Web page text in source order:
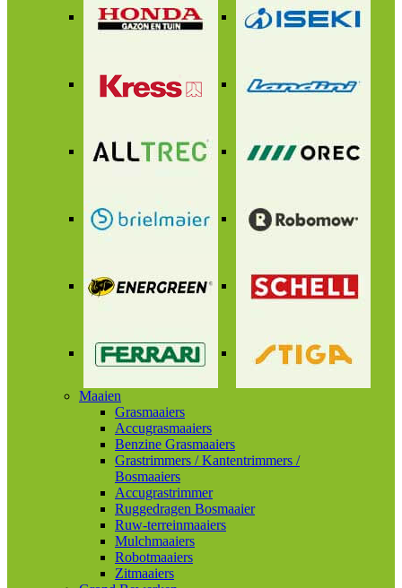
Maaien
Grasmaaiers
Accugrasmaaiers
Benzine Grasmaaiers
Grastrimmers / Kantentrimmers /
Bosmaaiers
Accugrastrimmer
Ruggedragen Bosmaaier
Ruw-terreinmaaiers
Mulchmaaiers
Robotmaaiers
Zitmaaiers